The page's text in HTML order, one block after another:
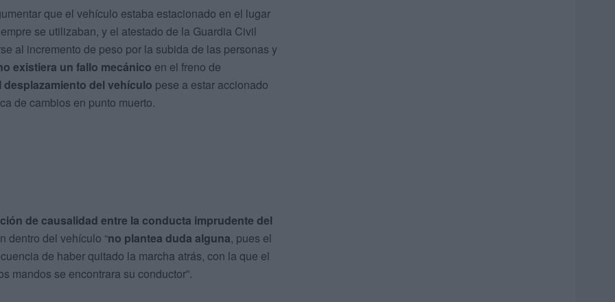
que el vehículo estaba estacionado en el lugar
se utilizaban, y el atestado de la Guardia Civil
al incremento de peso por la subida de las personas y
existiera un fallo mecánico en el freno de
desplazamiento del vehículo pese a estar accionado
de cambios en punto muerto.
de causalidad entre la conducta imprudente del
dentro del vehículo “no plantea duda alguna, pues el
de haber quitado la marcha atrás, con la que el
mandos se encontrara su conductor”.